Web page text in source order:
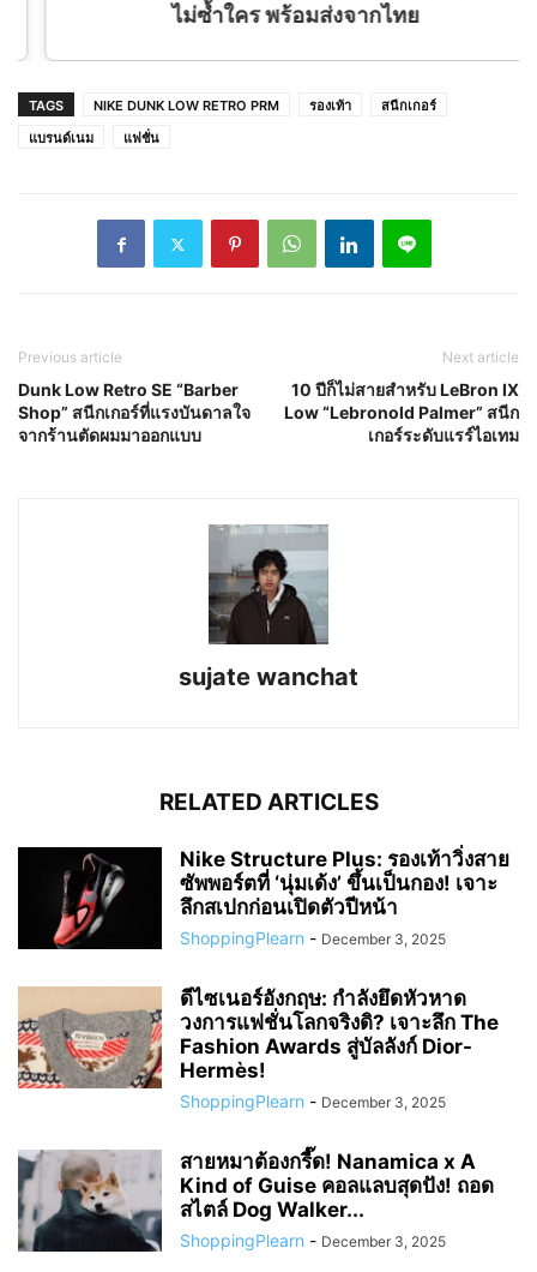
ไม่ซ้ำใคร พร้อมส่งจากไทย
TAGS NIKE DUNK LOW RETRO PRM รองเท้า
สนีกเกอร์
แบรนด์เนม
แฟชั่น
Previous article
Dunk Low Retro SE “Barber
Shop” สนีกเกอร์ที่แรงบันดาลใจ
จากร้านตัดผมมาออกแบบ
Next article
10 ปีก็ไม่สายสำหรับ LeBron IX
Low “Lebronold Palmer” สนีก
เกอร์ระดับแรร์ไอเทม
sujate wanchat
RELATED ARTICLES
Nike Structure Plus: รองเท้าวิ่งสาย
ซัพพอร์ตที่ ‘นุ่มเด้ง’ ขึ้นเป็นกอง! เจาะ
ลึกสเปกก่อนเปิดตัวปีหน้า
ShoppingPlearn - December 3, 2025
ดีไซเนอร์อังกฤษ: กำลังยึดหัวหาด
วงการแฟชั่นโลกจริงดิ? เจาะลึก The
Fashion Awards สู่บัลลังก์ Dior-
Hermès!
ShoppingPlearn - December 3, 2025
สายหมาต้องกรี๊ด! Nanamica x A
Kind of Guise คอลแลบสุดปัง! ถอด
สไตล์ Dog Walker...
ShoppingPlearn - December 3, 2025